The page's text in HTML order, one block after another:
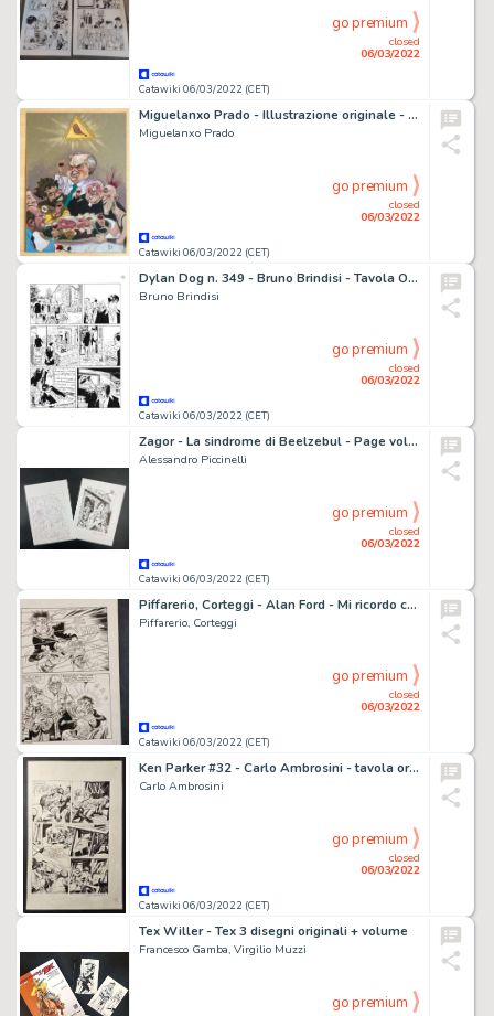
Catawiki 06/03/2022 (CET)
closed
06/03/2022
go premium
Miguelanxo Prado - Illustrazione originale - Page volante
Miguelanxo Prado
Catawiki 06/03/2022 (CET)
closed
06/03/2022
go premium
Dylan Dog n. 349 - Bruno Brindisi - Tavola Originale "La morte non dimentica" - Page volante - Exemplaire unique - (2015)
Bruno Brindisi
Catawiki 06/03/2022 (CET)
closed
06/03/2022
go premium
Zagor - La sindrome di Beelzebul - Page volante - Exemplaire unique - (2020)
Alessandro Piccinelli
Catawiki 06/03/2022 (CET)
closed
06/03/2022
go premium
Piffarerio, Corteggi - Alan Ford - Mi ricordo cheâ€¦ - Page volante - Exemplaire unique - (1975)
Piffarerio, Corteggi
Catawiki 06/03/2022 (CET)
closed
06/03/2022
go premium
Ken Parker #32 - Carlo Ambrosini - tavola originale "La Leggenda del Generale" - Page volante - Exemplaire unique - (1980)
Carlo Ambrosini
Catawiki 06/03/2022 (CET)
closed
06/03/2022
go premium
Tex Willer - Tex 3 disegni originali + volume
Francesco Gamba, Virgilio Muzzi
go premium